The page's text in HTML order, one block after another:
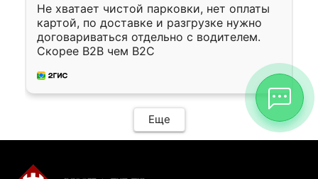
Не хватает чистой парковки, нет оплаты
картой, по доставке и разгрузке нужно
договариваться отдельно с водителем.
Скорее B2B чем B2C
Еще